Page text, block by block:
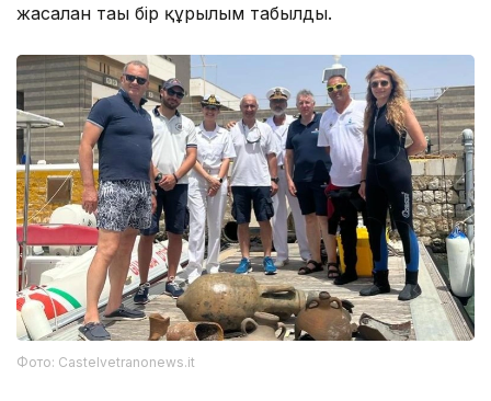
жасалған тағы бір құрылым табылды.
Фото: Castelvetranonews.it